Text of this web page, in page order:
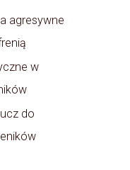
agresywne
w
do